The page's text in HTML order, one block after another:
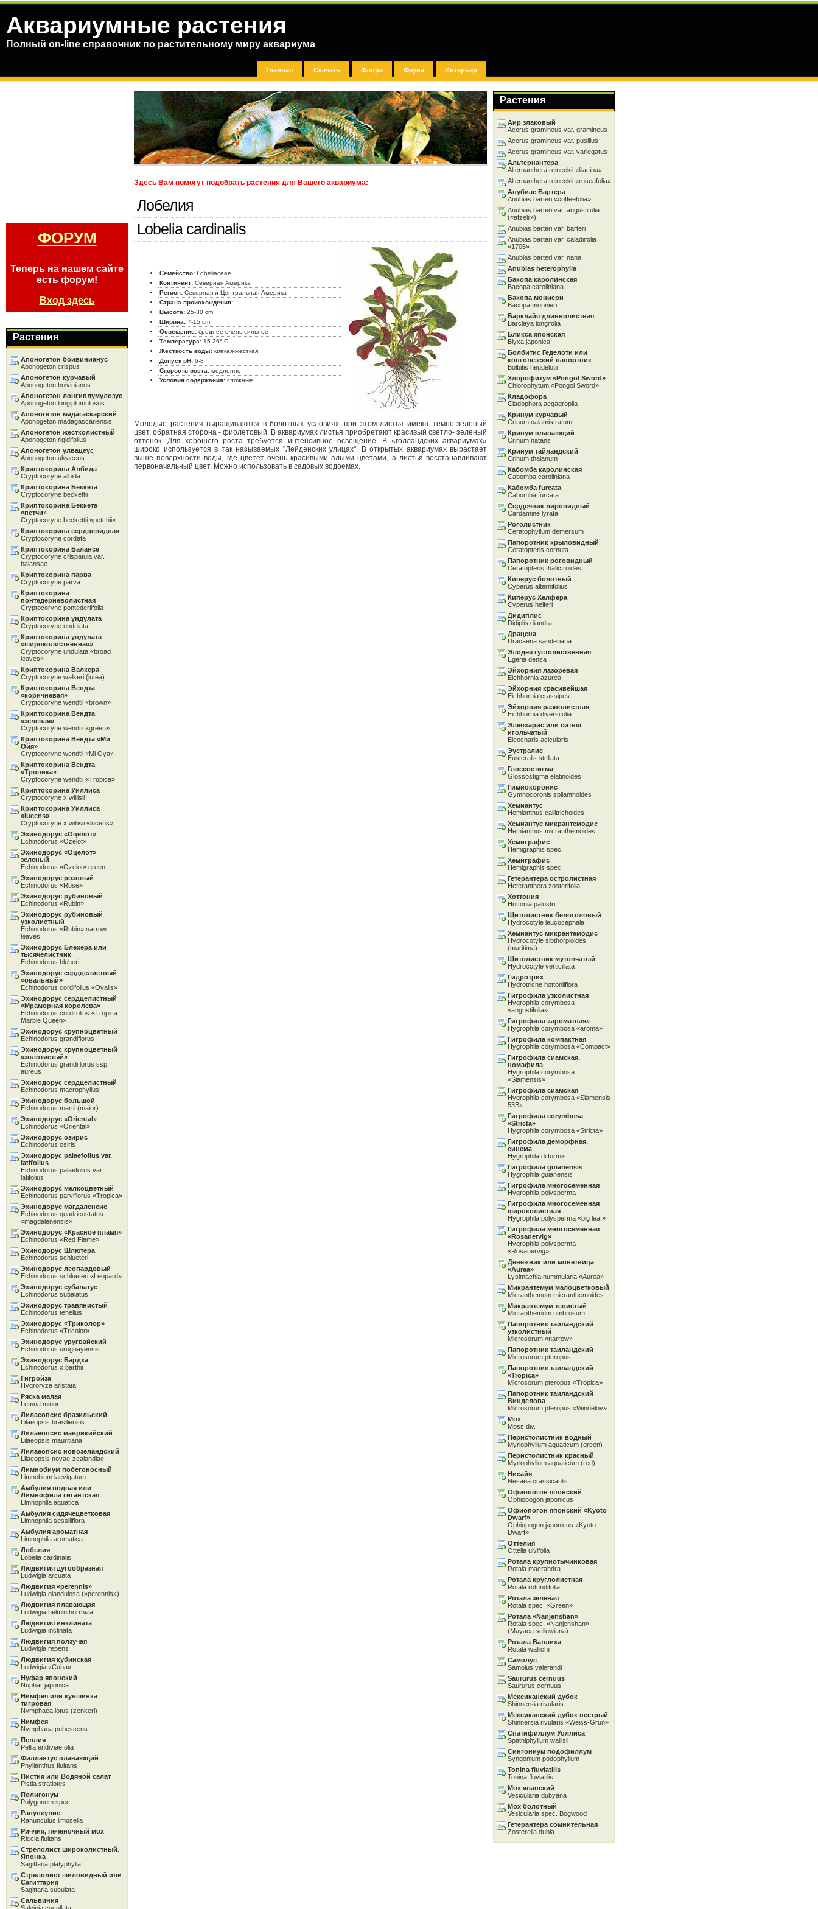
Аквариумные растения
Полный on-line справочник по растительному миру аквариума
Главная Скачать Флора Фауна Интерьер
Здесь Вам помогут подобрать растения для Вашего аквариума:
Лобелия
Lobelia cardinalis
Семейство: Lobeliaceae
Континент: Северная Америка
Регион: Северная и Центральная Америка
Страна происхождения:
Высота: 25-30 cm
Ширина: 7-15 cm
Освещение: среднее-очень сильное
Температура: 15-26° C
Жесткость воды: мягкая-жесткая
Допуск pH: 6-8
Скорость роста: медленно
Условия содержания: сложные
Молодые растения выращиваются в болотных условиях, при этом листья имеют темно-зеленый
цвет, обратная сторона - фиолетовый. В аквариумах листья приобретают красивый светло- зеленый
оттенок. Для хорошего роста требуется интенсивное освещение. В «голландских аквариумах»
широко используется в так называемых "Лейденских улицах". В открытых аквариумах вырастает
выше поверхности воды, где цветет очень красивыми алыми цветами, а листья восстанавливают
первоначальный цвет. Можно использовать в садовых водоемах.
Растения
Аир злаковый
Acorus gramineus var. gramineus
Acorus gramineus var. pusillus
Acorus gramineus var. variegatus
Альтернантера
Alternanthera reineckii «lilacina»
Alternanthera reineckii «roseafolia»
Анубиас Бартера
Anubias barteri «coffeefolia»
Anubias barteri var. angustifolia
(«afzelii»)
Anubias barteri var. barteri
Anubias barteri var. caladiifolia
«1705»
Anubias barteri var. nana
Anubias heterophylla
Бакопа каролинская
Bacopa caroliniana
Бакопа мониери
Bacopa monnieri
Барклайя длиннолистная
Barclaya longifolia
Бликса японская
Blyxa japonica
Болбитис Геделоти или
конголезский папортник
Bolbitis heudelotii
Хлорофитум «Pongol Sword»
Chlorophytum «Pongol Sword»
Кладофора
Cladophora aegagropila
Кринум курчавый
Crinum calamistratum
Кринум плавающий
Crinum natans
Кринум тайландский
Crinum thaianum
Кабомба каролинская
Cabomba caroliniana
Кабомба furcata
Cabomba furcata
Сердечник лировидный
Cardamine lyrata
Роголистник
Ceratophyllum demersum
Папоротник крыловидный
Ceratopteris cornuta
Папоротник роговидный
Ceratopteris thalictroides
Киперус болотный
Cyperus alternifolius
Киперус Хелфера
Cyperus helferi
Дидиплис
Didiplis diandra
Драцена
Dracaena sanderiana
Элодея густолиственная
Egeria densa
Эйхорния лазоревая
Eichhornia azurea
Эйхорния красивейшая
Eichhornia crassipes
Эйхорния разнолистная
Eichhornia diversifolia
Элеохарис или ситняг
игольчатый
Eleocharis acicularis
Эустралис
Eusteralis stellata
Глоссостигма
Glossostigma elatinoides
Гимнокоронис
Gymnocoronis spilanthoides
Хемиантус
Hemianthus callitrichoides
Хемиантус микрантемодис
Hemianthus micranthemoides
Хемиграфис
Hemigraphis spec.
Хемиграфис
Hemigraphis spec.
Гетерантера остролистная
Heteranthera zosterifolia
Хоттония
Hottonia palustri
Щитолистник белоголовый
Hydrocotyle leucocephala
Хемиантус микрантемодис
Hydrocotyle sibthorpioides
(maritima)
Щитолистник мутовчатый
Hydrocotyle verticillata
Гидротрих
Hydrotriche hottoniiflora
Гигрофила узколистная
Hygrophila corymbosa
«angustifolia»
Гигрофила «ароматная»
Hygrophila corymbosa «aroma»
Гигрофила компактная
Hygrophila corymbosa «Compact»
Гигрофила сиамская,
номафила
Hygrophila corymbosa
«Siamensis»
Гигрофила сиамская
Hygrophila corymbosa «Siamensis
53B»
Гигрофила corymbosa
«Stricta»
Hygrophila corymbosa «Stricta»
Гигрофила деморфная,
синема
Hygrophila difformis
Гигрофила guianensis
Hygrophila guianensis
Гигрофила многосеменная
Hygrophila polysperma
Гигрофила многосеменная
широколистная
Hygrophila polysperma «big leaf»
Гигрофила многосеменная
«Rosanervig»
Hygrophila polysperma
«Rosanervig»
Денежник или монетница
«Aurea»
Lysimachia nummularia «Aurea»
Микрантемум малоцветковый
Micranthemum micranthemoides
Микрантемум тенистый
Micranthemum umbrosum
Папоротник таиландский
узколистный
Microsorum «narrow»
Папоротник таиландский
Microsorum pteropus
Папоротник таиландский
«Tropica»
Microsorum pteropus «Tropica»
Папоротник таиландский
Винделова
Microsorum pteropus «Windelov»
Мох
Moss div.
Перистолистник водный
Myriophyllum aquaticum (green)
Перистолистник красный
Myriophyllum aquaticum (red)
Нисайя
Nesaea crassicaulis
Офиопогон японский
Ophiopogon japonicus
Офиопогон японский «Kyoto
Dwarf»
Ophiopogon japonicus «Kyoto
Dwarf»
Оттелия
Ottelia ulvifolia
Ротала крупнотычинковая
Rotala macrandra
Ротала круглолистная
Rotala rotundifolia
Ротала зеленая
Rotala spec. «Green»
Ротала «Nanjenshan»
Rotala spec. «Nanjenshan»
(Mayaca sellowiana)
Ротала Валлиха
Rotala wallichii
Самолус
Samolus valerandi
Saururus cernuus
Saururus cernuus
Мексиканский дубок
Shinnersia rivularis
Мексиканский дубок пестрый
Shinnersia rivularis «Weiss-Grun»
Спатифиллум Уоллиса
Spathiphyllum wallisii
Сингониум подофиллум
Syngonium podophyllum
Tonina fluviatilis
Tonina fluviatilis
Мох яванский
Vesicularia dubyana
Мох болотный
Vesicularia spec. Bogwood
Гетерантера сомнительная
Zosterella dubia
ФОРУМ
Теперь на нашем сайте
есть форум!
Вход здесь
Растения
Апоногетон боивинианус
Aponogeton crispus
Апоногетон курчавый
Aponogeton boivinianus
Апоногетон лонгиплумулозус
Aponogeton longiplumulosus
Апоногетон мадагаскарский
Aponogeton madagascariensis
Апоногетон жестколистный
Aponogeton rigidifolius
Апоногетон улвацеус
Aponogeton ulvaceus
Криптокорина Албида
Cryptocoryne albida
Криптокорина Беккета
Cryptocoryne beckettii
Криптокорина Беккета
«петчи»
Cryptocoryne beckettii «petchii»
Криптокорина сердцевидная
Cryptocoryne cordata
Криптокорина Балансе
Cryptocoryne crispatula var.
balansae
Криптокорина парва
Cryptocoryne parva
Криптокорина
понтедериеволистная
Cryptocoryne pontederiifolia
Криптокорина ундулата
Cryptocoryne undulata
Криптокорина ундулата
«широколиственная»
Cryptocoryne undulata «broad
leaves»
Криптокорина Валкера
Cryptocoryne walkeri (lutea)
Криптокорина Вендта
«коричневая»
Cryptocoryne wendtii «brown»
Криптокорина Вендта
«зеленая»
Cryptocoryne wendtii «green»
Криптокорина Вендта «Ми
Ойя»
Cryptocoryne wendtii «Mi Oya»
Криптокорина Вендта
«Тропика»
Cryptocoryne wendtii «Tropica»
Криптокорина Уиллиса
Cryptocoryne x willisii
Криптокорина Уиллиса
«lucens»
Cryptocoryne x willisii «lucens»
Эхинодорус «Oцелот»
Echinodorus «Ozelot»
Эхинодорус «Oцелот»
зеленый
Echinodorus «Ozelot» green
Эхинодорус розовый
Echinodorus «Rose»
Эхинодорус рубиновый
Echinodorus «Rubin»
Эхинодорус рубиновый
узколистный
Echinodorus «Rubin» narrow
leaves
Эхинодорус Блехера или
тысячелистник
Echinodorus bleheri
Эхинодорус сердцелистный
«овальный»
Echinodorus cordifolius «Ovalis»
Эхинодорус сердцелистный
«Мраморная королева»
Echinodorus cordifolius «Tropica
Marble Queen»
Эхинодорус крупноцветный
Echinodorus grandiflorus
Эхинодорус крупноцветный
«золотистый»
Echinodorus grandiflorus ssp.
aureus
Эхинодорус сердцелистный
Echinodorus macrophyllus
Эхинодорус большой
Echinodorus martii (maior)
Эхинодорус «Oriental»
Echinodorus «Oriental»
Эхинодорус озирис
Echinodorus osiris
Эхинодорус palaefolius var.
latifolius
Echinodorus palaefolius var.
latifolius
Эхинодорус мелкоцветный
Echinodorus parviflorus «Tropica»
Эхинодорус магдаленсис
Echinodorus quadricostatus
«magdalenensis»
Эхинодорус «Красное пламя»
Echinodorus «Red Flame»
Эхинодорус Шлютера
Echinodorus schlueteri
Эхинодорус леопардовый
Echinodorus schlueteri «Leopard»
Эхинодорус субалатус
Echinodorus subalatus
Эхинодорус травянистый
Echinodorus tenellus
Эхинодорус «Tриколор»
Echinodorus «Tricolor»
Эхинодорус уругвайский
Echinodorus uruguayensis
Эхинодорус Бардха
Echinodorus x barthii
Гигройза
Hygroryza aristata
Ряска малая
Lemna minor
Лилаеопсис бразильский
Lilaeopsis brasiliensis
Лилаеопсис маврикийский
Lilaeopsis mauritiana
Лилаеопсис новозеландский
Lilaeopsis novae-zealandiae
Лимнобиум побегоносный
Limnobium laevigatum
Амбулия водная или
Лимнофила гигантская
Limnophila aquatica
Амбулия сидячецветковая
Limnophila sessiliflora
Амбулия ароматная
Limnophila aromatica
Лобелия
Lobelia cardinalis
Людвигия дугообразная
Ludwigia arcuata
Людвигия «perennis»
Ludwigia glandulosa (»perennis»)
Людвигия плавающая
Ludwigia helminthorrhiza
Людвигия инклината
Ludwigia inclinata
Людвигия ползучая
Ludwigia repens
Людвигия кубинская
Ludwigia «Cuba»
Нуфар японский
Nuphar japonica
Нимфея или кувшинка
тигровая
Nymphaea lotus (zenkeri)
Нимфея
Nymphaea pubescens
Пеллия
Pellia endiviaefolia
Филлантус плавающий
Phyllanthus fluitans
Пистия или Водяной салат
Pistia stratiotes
Полигонум
Polygonum spec.
Ранункулис
Ranunculus limosella
Риччия, печеночный мох
Riccia fluitans
Стрелолист широколистный.
Японка
Sagittaria platyphylla
Стрелолист шиловидный или
Сагиттария
Sagittaria subulata
Сальвиния